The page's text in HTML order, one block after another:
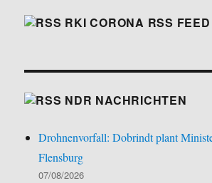
RKI CORONA RSS FEED
NDR NACHRICHTEN
Drohnenvorfall: Dobrindt plant
Flensburg
07/08/2026